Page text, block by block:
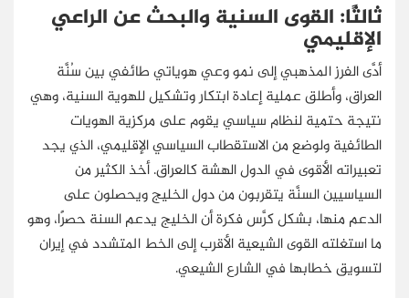
ثالثًا: القوى السنية والبحث عن الراعي
الإقليمي
أدَّى الفرز المذهبي إلى نمو وعي هوياتي طائفي بين سُنَّة
العراق، وأطلق عملية إعادة ابتكار وتشكيل للهوية السنية، وهي
نتيجة حتمية لنظام سياسي يقوم على مركزية الهويات
الطائفية ولوضع من الاستقطاب السياسي الإقليمي، الذي يجد
تعبيراته الأقوى في الدول الهشة كالعراق. أخذ الكثير من
السياسيين السنَّة يتقربون من دول الخليج ويحصلون على
الدعم منها، بشكل كرَّس فكرة أن الخليج يدعم السنة حصرًا، وهو
ما استغلته القوى الشيعية الأقرب إلى الخط المتشدد في إيران
لتسويق خطابها في الشارع الشيعي.